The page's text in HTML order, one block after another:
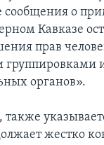
сообщения о
Кавказе
прав
органов».
также
жестко